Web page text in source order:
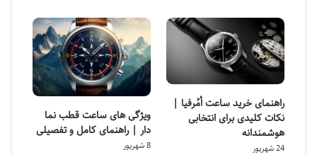
راهنمای خرید ساعت اُمُرفیا |
نکات کلیدی برای انتخابی
هوشمندانه
24 شهریور
ویژگی های ساعت قطب نما
دار | راهنمای کامل و تفصیلی
8 شهریور